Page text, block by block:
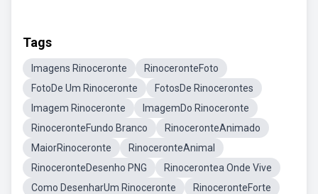
Tags
Imagens Rinoceronte
RinoceronteFoto
FotoDe Um Rinoceronte
FotosDe Rinocerontes
Imagem Rinoceronte
ImagemDo Rinoceronte
RinoceronteFundo Branco
RinoceronteAnimado
MaiorRinoceronte
RinoceronteAnimal
RinoceronteDesenho PNG
Rinocerontea Onde Vive
Como DesenharUm Rinoceronte
RinoceronteForte